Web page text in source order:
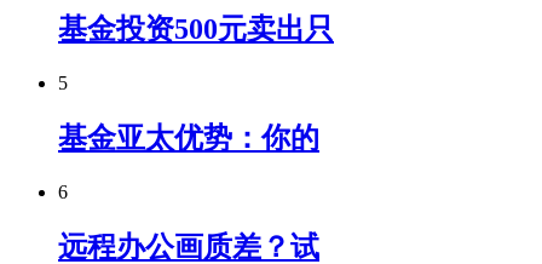
基金投资500元卖出只
5
基金亚太优势：你的
6
远程办公画质差？试